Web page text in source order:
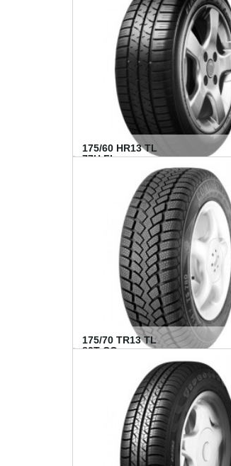
175/60 HR13 TL
77H FI...
175/70 TR13 TL
82T CO...